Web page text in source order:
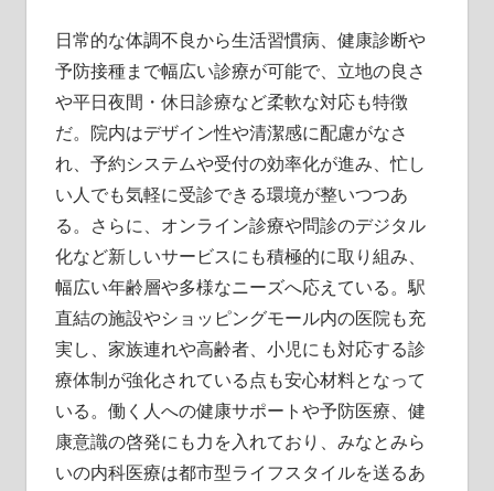
日常的な体調不良から生活習慣病、健康診断や
予防接種まで幅広い診療が可能で、立地の良さ
や平日夜間・休日診療など柔軟な対応も特徴
だ。院内はデザイン性や清潔感に配慮がなさ
れ、予約システムや受付の効率化が進み、忙し
い人でも気軽に受診できる環境が整いつつあ
る。さらに、オンライン診療や問診のデジタル
化など新しいサービスにも積極的に取り組み、
幅広い年齢層や多様なニーズへ応えている。駅
直結の施設やショッピングモール内の医院も充
実し、家族連れや高齢者、小児にも対応する診
療体制が強化されている点も安心材料となって
いる。働く人への健康サポートや予防医療、健
康意識の啓発にも力を入れており、みなとみら
いの内科医療は都市型ライフスタイルを送るあ